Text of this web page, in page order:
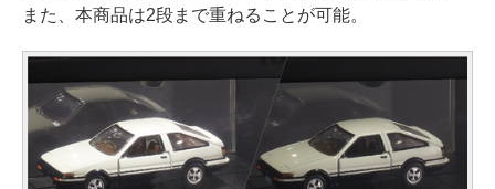
また、本商品は2段まで重ねることが可能。